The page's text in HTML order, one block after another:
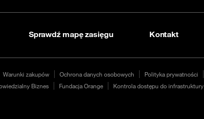
Sprawdź mapę zasięgu Kontakt
Warunki zakupów Ochrona danych osobowych Polityka prywatności
Biznes Fundacja Orange Kontrola dostępu do infrastruktury